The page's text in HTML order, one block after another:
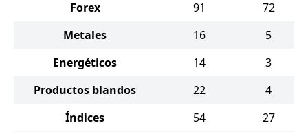
Forex 91
72
Metales
16
5
Energéticos
14
3
Productos blandos
22
4
Índices
54
27